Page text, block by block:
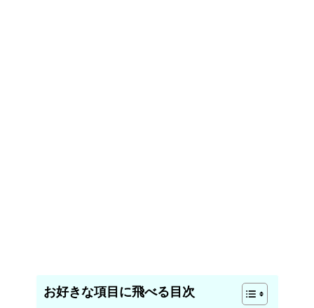
お好きな項目に飛べる目次